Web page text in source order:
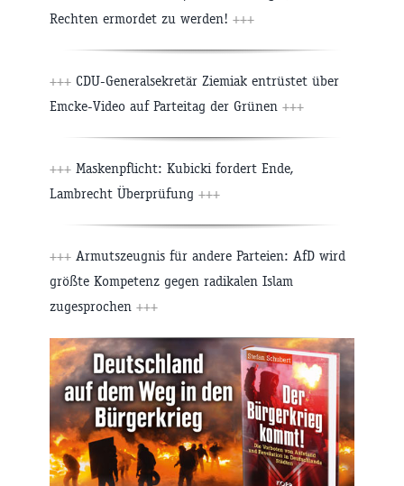
Rechten ermordet zu werden! +++
+++ CDU-Generalsekretär Ziemiak entrüstet über
Emcke-Video auf Parteitag der Grünen +++
+++ Maskenpflicht: Kubicki fordert Ende,
Lambrecht Überprüfung +++
+++ Armutszeugnis für andere Parteien: AfD wird
größte Kompetenz gegen radikalen Islam
zugesprochen +++